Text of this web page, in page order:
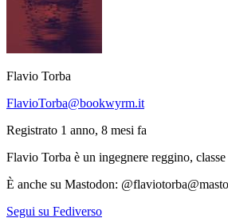
Flavio Torba
FlavioTorba@bookwyrm.it
Registrato 1 anno, 8 mesi fa
Flavio Torba è un ingegnere reggino,
È anche su Mastodon:
Segui su Fediverso